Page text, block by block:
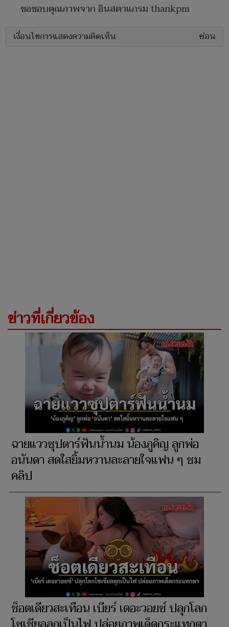
ขอขอบคุณภาพจาก อินสตาแกรม thankpm
เงื่อนไขการแสดงความคิดเห็น ซ่อน
ข่าวที่เกี่ยวข้อง
ฉายแววซุปตาร์ฟันน้ำนม น้องภูคิญ ลูกพ่อ
อนันดา สดใสยิ้มหวานละลายใจแฟน ๆ ชม
คลิป
ช็อตเดียวสะเทือน เบียร์ เดอะวอยซ์ ปลุกโลก